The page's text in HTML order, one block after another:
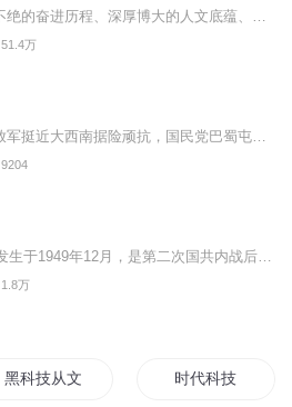
51.4万
9204
1.8万
黑科技从文科生开始 时代科技